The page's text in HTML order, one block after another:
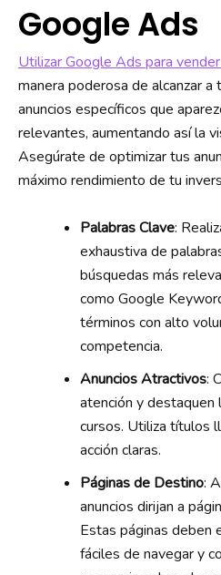
Google Ads
Utilizar Google Ads para
manera poderosa de alcanzar a
anuncios específicos que
relevantes, aumentando así la
Asegúrate de optimizar tus
máximo rendimiento de tu
Palabras Clave:
exhaustiva de
búsquedas más
como Google
términos con alto
competencia.
Anuncios Atractivos:
atención y
cursos. Utiliza títulos
acción claras.
Páginas de Destino:
anuncios dirijan a
Estas páginas deben
fáciles de navegar y